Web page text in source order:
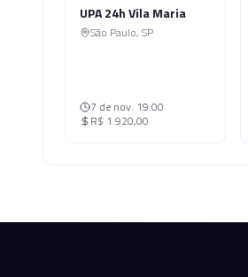
UPA 24h Vila Maria
São Paulo, SP
7 de nov. 19:00
R$ 1.920,00